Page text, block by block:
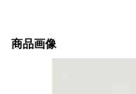
商品画像